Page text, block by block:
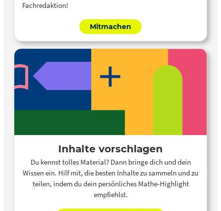
Fachredaktion!
Mitmachen
Inhalte vorschlagen
Du kennst tolles Material? Dann bringe dich und dein
Wissen ein. Hilf mit, die besten Inhalte zu sammeln und zu
teilen, indem du dein persönliches Mathe-Highlight
empfiehlst.